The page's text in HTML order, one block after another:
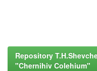
Repository
"Chernihiv Colehium"